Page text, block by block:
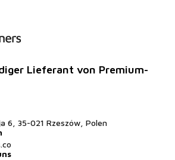
Lieferant von Premium-
6, 35-021 Rzeszów, Polen